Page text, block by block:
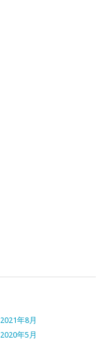
2021年8月
2020年5月